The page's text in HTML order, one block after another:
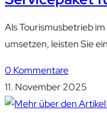
Als Tourismusbetrieb
umsetzen, leisten Sie
0 Kommentare
11. November 2025